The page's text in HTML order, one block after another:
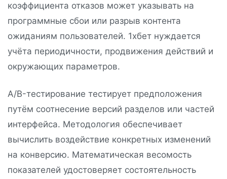
коэффициента отказов может указывать на
программные сбои или разрыв контента
ожиданиям пользователей. 1хбет нуждается
учёта периодичности, продвижения действий и
окружающих параметров.
A/B-тестирование тестирует предположения
путём соотнесение версий разделов или частей
интерфейса. Методология обеспечивает
вычислить воздействие конкретных изменений
на конверсию. Математическая весомость
показателей удостоверяет состоятельность